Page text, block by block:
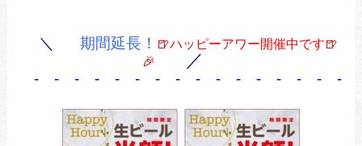
＼ 期間延長！ 🍺ハッピーアワー開催中です🍺
🎉
／
- - - - - - - - - - - - - - - -